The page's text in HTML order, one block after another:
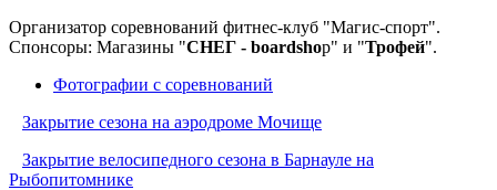
Организатор соревнований фитнес-клуб "Магис-спорт".
Спонсоры: Магазины "СНЕГ - boardshop" и "Трофей".
Фотографии с соревнований
Закрытие сезона на аэродроме Мочище
Закрытие велосипедного сезона в Барнауле на
Рыбопитомнике